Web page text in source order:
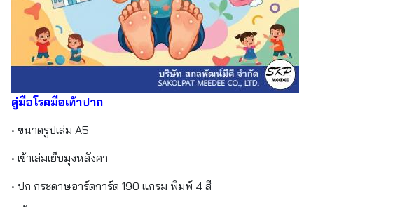
คู่มือโรคมือเท้าปาก
• ขนาดรูปเล่ม A5
• เข้าเล่มเย็บมุงหลังคา
• ปก กระดาษอาร์ตการ์ด 190 แกรม พิมพ์ 4 สี